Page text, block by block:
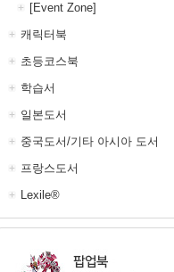
[Event Zone]
캐릭터북
초등코스북
학습서
일본도서
중국도서/기타 아시아 도서
프랑스도서
Lexile®